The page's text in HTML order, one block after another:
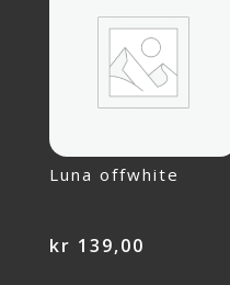
Luna offwhite
kr 139,00